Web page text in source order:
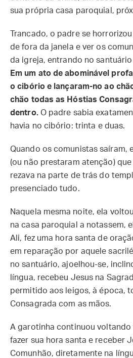
sua própria casa paroquial,
Trancado, o padre se
de fora da janela e ver os
da igreja, entrando no
Em um ato de abominável
o cibório e lançaram-no ao
chão todas as Hóstias
dentro.O padre sabia
havia no cibório: trinta e duas.
Quando os comunistas saíram,
(ou não prestaram atenção) que
rezava na parte de trás do
presenciado tudo.
Naquela mesma noite, ela
na casa paroquial a notassem,
Ali, fez uma hora santa de
em reparação por aquele
no santuário, ajoelhou-se,
língua, recebeu Jesus na
permitido aos leigos, à época,
Consagrada com as mãos.
A garotinha continuou voltando
fazer sua hora santa e receber
Comunhão, diretamente na